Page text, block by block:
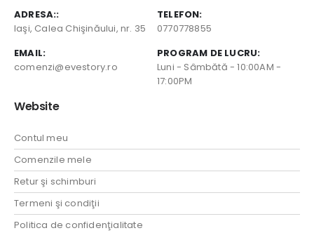
ADRESA::
Iaşi, Calea Chişinăului, nr. 35
TELEFON:
0770778855
EMAIL:
comenzi@evestory.ro
PROGRAM DE LUCRU:
Luni - Sâmbătă - 10:00AM -
17:00PM
Website
Contul meu
Comenzile mele
Retur şi schimburi
Termeni şi condiţii
Politica de confidenţialitate